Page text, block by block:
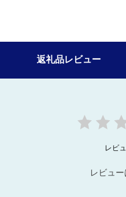
返礼品レビュー
レビ
レビュー